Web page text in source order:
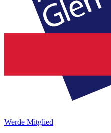
Werde Mitglied